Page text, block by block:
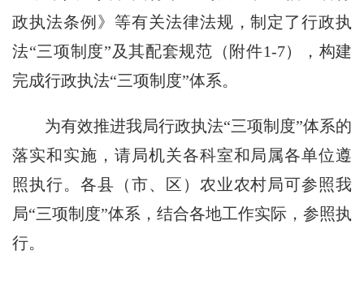
政执法条例》等有关法律法规，制定了行政执
法“三项制度”及其配套规范（附件1-7），构建
完成行政执法“三项制度”体系。
为有效推进我局行政执法“三项制度”体系的
落实和实施，请局机关各科室和局属各单位遵
照执行。各县（市、区）农业农村局可参照我
局“三项制度”体系，结合各地工作实际，参照执
行。